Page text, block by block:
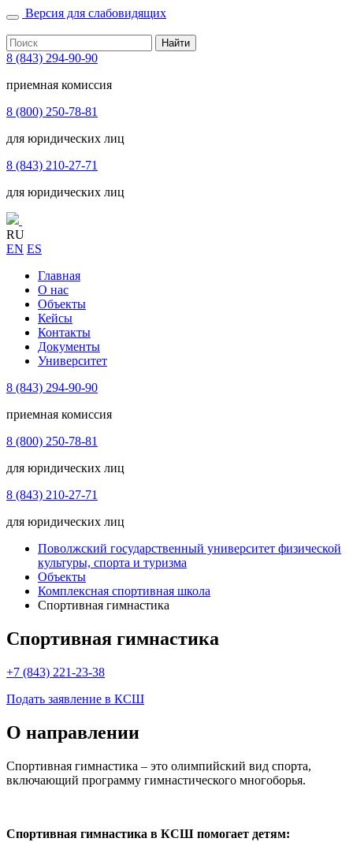
Версия для слабовидящих
Найти
8 (843) 294-90-90
приемная комиссия
8 (800) 250-78-81
для юридических лиц
8 (843) 210-27-71
для юридических лиц
RU
EN ES
Главная
О нас
Объекты
Кейсы
Контакты
Документы
Университет
8 (843) 294-90-90
приемная комиссия
8 (800) 250-78-81
для юридических лиц
8 (843) 210-27-71
для юридических лиц
Поволжский государственный университет физической
культуры, спорта и туризма
Объекты
Комплексная спортивная школа
Спортивная гимнастика
Спортивная гимнастика
+7 (843) 221-23-38
Подать заявление в КСШ
О направлении
Спортивная гимнастика – это олимпийский вид спорта,
включающий программу гимнастического многоборья.
Спортивная гимнастика в КСШ помогает детям: